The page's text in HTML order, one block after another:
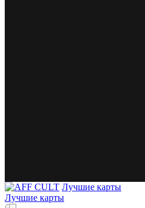
Лучшие карты
Лучшие карты